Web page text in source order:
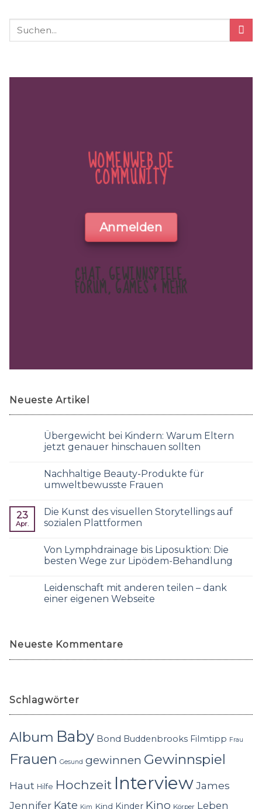
WOMENWEB.DE
COMMUNITY
Anmelden
CHAT, GEWINNSPIELE,
FORUM, GAMES & MEHR
Neueste Artikel
Übergewicht bei Kindern: Warum Eltern
jetzt genauer hinschauen sollten
Nachhaltige Beauty-Produkte für
umweltbewusste Frauen
23
Apr.
Die Kunst des visuellen Storytellings auf
sozialen Plattformen
Von Lymphdrainage bis Liposuktion: Die
besten Wege zur Lipödem-Behandlung
Leidenschaft mit anderen teilen – dank
einer eigenen Webseite
Neueste Kommentare
Schlagwörter
Album Baby Bond Buddenbrooks Filmtipp Frau
Frauen Gesund gewinnen Gewinnspiel
Haut Hilfe Hochzeit InterviewJames
Jennifer Kate Kim Kind Kinder Kino Körper Leben